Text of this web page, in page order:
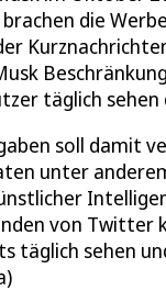
die
täglich sehen
soll damit
unter
von Twitter
täglich sehen